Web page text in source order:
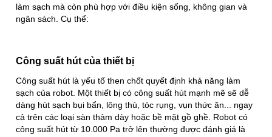
làm sạch mà còn phù hợp với điều kiện sống, không gian và
ngân sách. Cụ thể:
Công suất hút của thiết bị
Công suất hút là yếu tố then chốt quyết định khả năng làm
sạch của robot. Một thiết bị có công suất hút mạnh mẽ sẽ dễ
dàng hút sạch bụi bẩn, lông thú, tóc rụng, vụn thức ăn... ngay
cả trên các loại sàn thảm dày hoặc bề mặt gồ ghề. Robot có
công suất hút từ 10.000 Pa trở lên thường được đánh giá là